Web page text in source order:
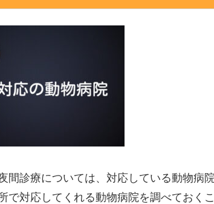
間診療については、対応している動物病
で対応してくれる動物病院を調べておく